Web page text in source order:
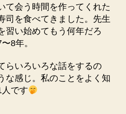
て会う時間を作ってくれた
司を食べてきました。先生
習い始めてもう何年だろ
8年。
らいろいろな話をするの
な感じ。私のことをよく知
です